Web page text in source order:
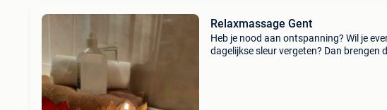
Relaxmassage Gent
Heb je nood aan ontspanning? Wil je
dagelijkse sleur vergeten? Dan brengen